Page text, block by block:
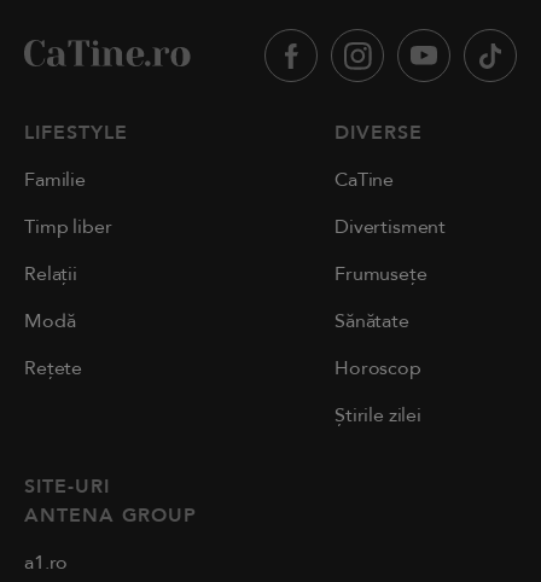
LIFESTYLE
Familie
Timp liber
Relații
Modă
Rețete
DIVERSE
CaTine
Divertisment
Frumusețe
Sănătate
Horoscop
Știrile zilei
SITE-URI
ANTENA GROUP
a1.ro